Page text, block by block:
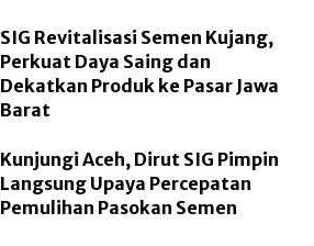
SIG Revitalisasi Semen Kujang,
Perkuat Daya Saing dan
Dekatkan Produk ke Pasar Jawa
Barat
Kunjungi Aceh, Dirut SIG Pimpin
Langsung Upaya Percepatan
Pemulihan Pasokan Semen